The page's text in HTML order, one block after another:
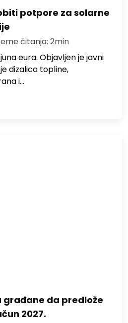
potpore za solarne
čitanja: 2min
eura. Objavljen je javni
dizalica topline,
i…
građane da predlože
2027.